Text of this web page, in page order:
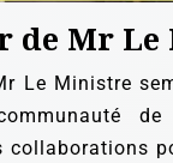
de Mr
Le Ministre
collaborations